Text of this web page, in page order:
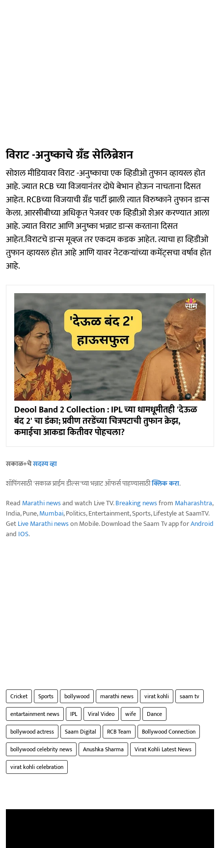
विराट -अनुष्काचे ग्रँड सेलिब्रेशन
सोशल मीडियावर विराट -अनुष्काचा एक व्हिडीओ तुफान व्हायरल होत
आहे. ज्यात RCB च्या विजयानंतर दोघे बेभान होऊन नाचताना दिसत
आहेत. RCBच्या विजयाची ग्रँड पार्टी झाली त्यात विरुष्काने तुफान डान्स
केला. आरसीबीच्या अधिकृत पेजवर एक व्हिडीओ शेअर करण्यात आला
आहे. ज्यात विराट आणि अनुष्का भन्नाट डान्स करताना दिसत
आहेत.विराटचे डान्स मूव्ह्ज तर एकदम कडक आहेत. त्याचा हा व्हिडीओ
तुफान व्हायरल होत आहे आणि यावर नेटकऱ्यांच्या कमेंट्सचा वर्षाव होत
आहे.
Deool Band 2 Collection : IPL च्या धामधूमीतही 'देऊळ
बंद 2' चा डंका; प्रवीण तरडेंच्या चित्रपटाची तुफान क्रेझ,
कमाईचा आकडा कितीवर पोहचला?
सकाळ+चेसदस्य व्हा
शॉपिंगसाठी 'सकाळ प्राईम डील्स'च्या भन्नाट ऑफर्स पाहण्यासाठीक्लिक करा.
Read Marathi newsand watch Live TV.Breaking newsfrom Maharashtra,
India, Pune,Mumbai, Politics, Entertainment, Sports, Lifestyle at SaamTV.
GetLive Marathi newson Mobile. Download the Saam Tv app forAndroid
and IOS.
Cricket Sports bollywood marathi news virat kohli
saam tv
entartainment news
IPL Viral Video wife
Dance
bollywood actress
Saam Digital RCB Team
Bollywood Connection
bollywood celebrity news
Anushka Sharma
Virat Kohli Latest News
virat kohli celebration